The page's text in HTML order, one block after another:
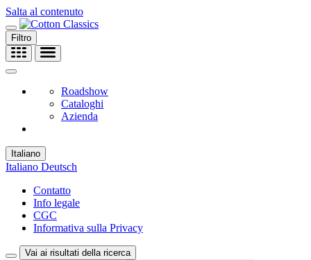
Salta al contenuto
Filtro
Roadshow
Cataloghi
Azienda
Italiano
Italiano Deutsch
Contatto
Info legale
CGC
Informativa sulla Privacy
Vai ai risultati della ricerca